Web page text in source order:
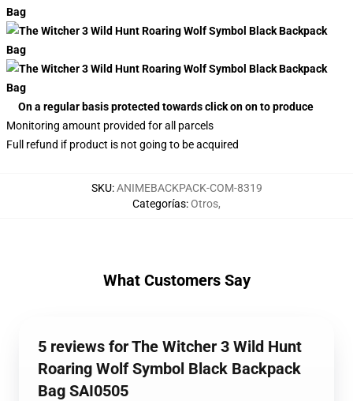
On a regular basis protected towards click on on to produce
Monitoring amount provided for all parcels
Full refund if product is not going to be acquired
SKU:ANIMEBACKPACK-COM-8319
Categorías:Otros,
What Customers Say
5 reviews for The Witcher 3 Wild Hunt
Roaring Wolf Symbol Black Backpack
Bag SAI0505